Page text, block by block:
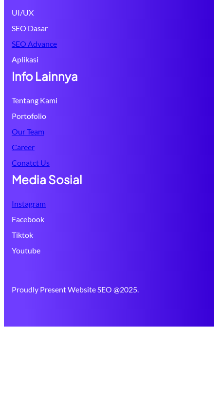
UI/UX
SEO Dasar
SEO Advance
Aplikasi
Info Lainnya
Tentang Kami
Portofolio
Our Team
Career
Conatct Us
Media Sosial
Instagram
Facebook
Tiktok
Youtube
Proudly Present Website SEO @2025.